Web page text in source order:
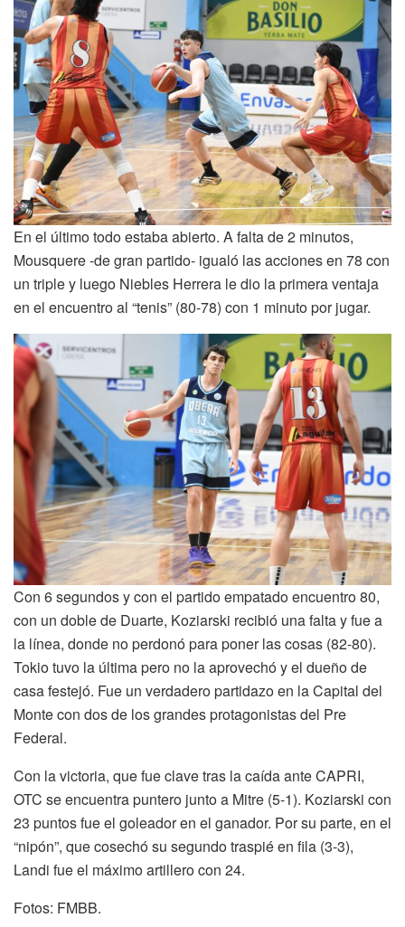
En el último todo estaba abierto. A falta de 2 minutos,
Mousquere -de gran partido- igualó las acciones en 78 con
un triple y luego Niebles Herrera le dio la primera ventaja
en el encuentro al “tenis” (80-78) con 1 minuto por jugar.
Con 6 segundos y con el partido empatado encuentro 80,
con un doble de Duarte, Koziarski recibió una falta y fue a
la línea, donde no perdonó para poner las cosas (82-80).
Tokio tuvo la última pero no la aprovechó y el dueño de
casa festejó. Fue un verdadero partidazo en la Capital del
Monte con dos de los grandes protagonistas del Pre
Federal.
Con la victoria, que fue clave tras la caída ante CAPRI,
OTC se encuentra puntero junto a Mitre (5-1). Koziarski con
23 puntos fue el goleador en el ganador. Por su parte, en el
“nipón”, que cosechó su segundo traspié en fila (3-3),
Landi fue el máximo artillero con 24.
Fotos: FMBB.